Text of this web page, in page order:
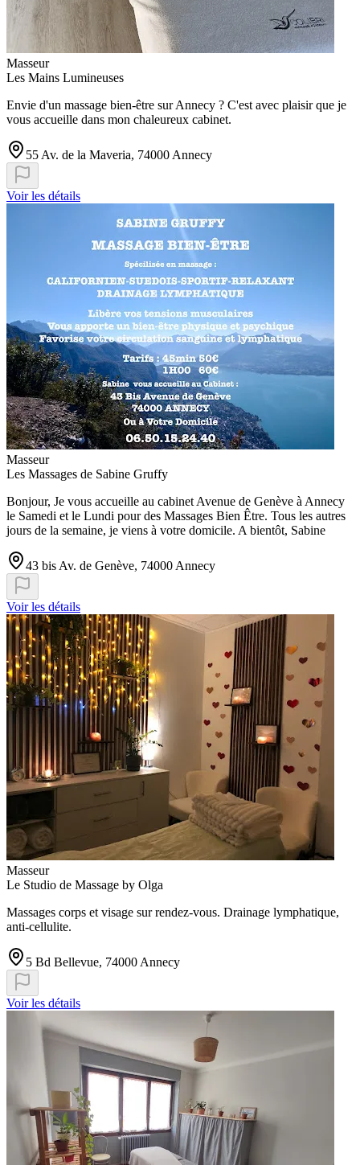
Masseur
Les Mains Lumineuses
Envie d'un massage bien-être sur Annecy ? C'est avec plaisir que je
vous accueille dans mon chaleureux cabinet.
55 Av. de la Maveria, 74000 Annecy
Voir les détails
Masseur
Les Massages de Sabine Gruffy
Bonjour, Je vous accueille au cabinet Avenue de Genève à Annecy
le Samedi et le Lundi pour des Massages Bien Être. Tous les autres
jours de la semaine, je viens à votre domicile. A bientôt, Sabine
43 bis Av. de Genève, 74000 Annecy
Voir les détails
Masseur
Le Studio de Massage by Olga
Massages corps et visage sur rendez-vous. Drainage lymphatique,
anti-cellulite.
5 Bd Bellevue, 74000 Annecy
Voir les détails